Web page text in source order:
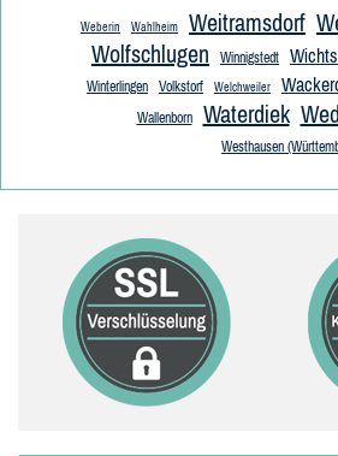
Weberin Wahlheim Weitramsdorf
Wolfschlugen Winnigstedt
Winterlingen
Volkstorf Welchweiler
Wallenborn Waterdiek
Westhausen